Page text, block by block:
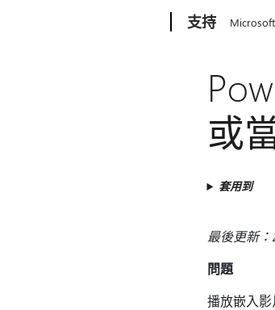
支持
或
套用到
最後更新
問題
播放嵌入